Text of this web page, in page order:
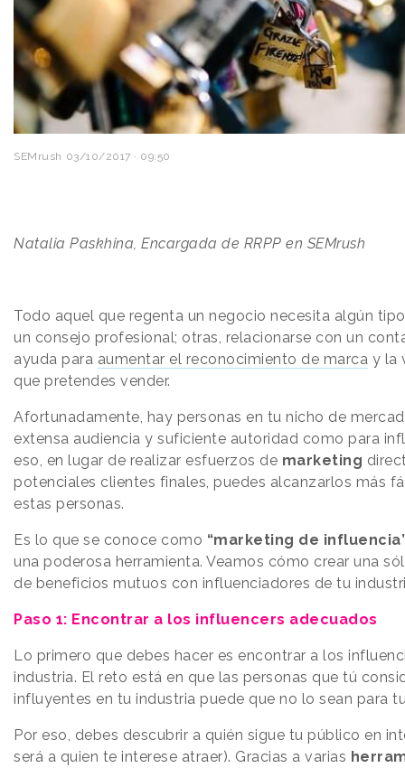
SEMrush 03/10/2017 · 09:50
Natalia Paskhina, Encargada de RRPP en SEMrush
Todo aquel que regenta un negocio necesita algún
un consejo profesional; otras, relacionarse con un
ayuda para aumentar el reconocimiento de marca y la
que pretendes vender.
Afortunadamente, hay personas en tu nicho de
extensa audiencia y suficiente autoridad como para
eso, en lugar de realizar esfuerzos de marketing
potenciales clientes finales, puedes alcanzarlos más
estas personas.
Es lo que se conoce como “marketing de
una poderosa herramienta. Veamos cómo crear una
de beneficios mutuos con influenciadores de tu
Paso 1: Encontrar a los influencers adecuados
Lo primero que debes hacer es encontrar a los
industria. El reto está en que las personas que tú
influyentes en tu industria puede que no lo sean para
Por eso, debes descubrir a quién sigue tu público en
será a quien te interese atraer). Gracias a varias